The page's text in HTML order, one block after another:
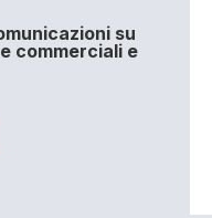
su
commerciali e